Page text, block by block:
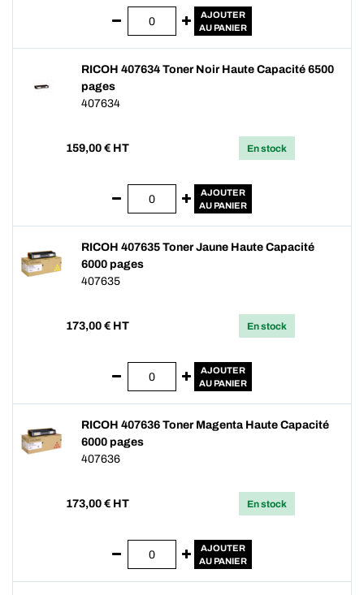
AJOUTER
AU PANIER
RICOH 407634 Toner Noir Haute Capacité 6500
pages
407634
159,00 € HT En stock
AJOUTER
AU PANIER
RICOH 407635 Toner Jaune Haute Capacité
6000 pages
407635
173,00 € HT En stock
AJOUTER
AU PANIER
RICOH 407636 Toner Magenta Haute Capacité
6000 pages
407636
173,00 € HT En stock
AJOUTER
AU PANIER